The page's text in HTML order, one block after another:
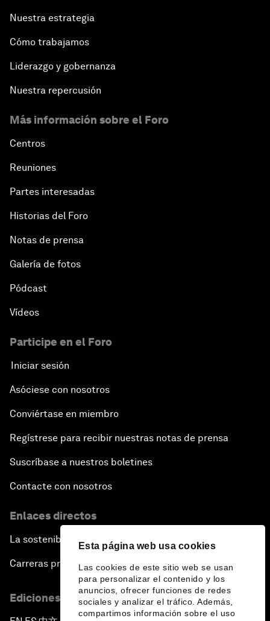
Esta página web usa cookies
Las cookies de este sitio web se usan
para personalizar el contenido y los
anuncios, ofrecer funciones de redes
sociales y analizar el tráfico. Además,
compartimos información sobre el uso
Nuestra estrategia
Cómo trabajamos
Liderazgo y gobernanza
Nuestra repercusión
Más información sobre el Foro
Centros
Reuniones
Partes interesadas
Historias del Foro
Notas de prensa
Galería de fotos
Pódcast
Vídeos
Participe en el Foro
Iniciar sesión
Asóciese con nosotros
Conviértase en miembro
Regístrese para recibir nuestras notas de prensa
Suscríbase a nuestros boletines
Contacte con nosotros
Enlaces directos
La sostenibilidad en el Foro
Carreras profesionales
Ediciones en otros idiomas